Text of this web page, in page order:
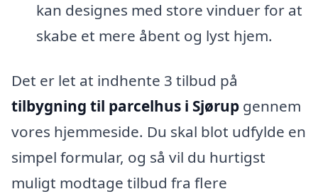
kan designes med store vinduer for at
skabe et mere åbent og lyst hjem.
Det er let at indhente 3 tilbud på
tilbygning til parcelhus i Sjørup gennem
vores hjemmeside. Du skal blot udfylde en
simpel formular, og så vil du hurtigst
muligt modtage tilbud fra flere